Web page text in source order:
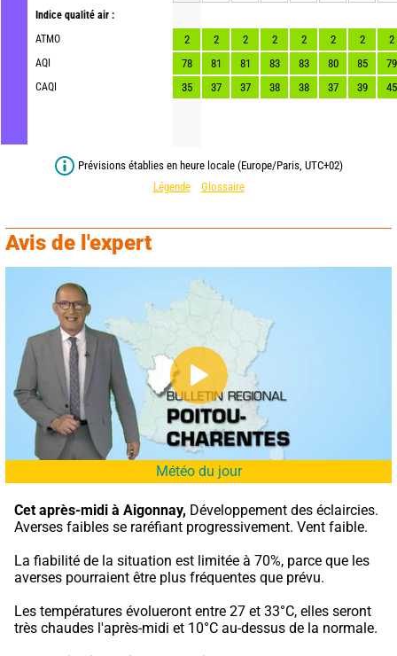
Indice qualité air :
ATMO
AQI
CAQI
2 2 2 2 2 2 2
2
78
81 81 83 83 80 85
79
35
37 37 38 38 37 39 45
Prévisions établies en heure locale (Europe/Paris, UTC+02)
Légende
Glossaire
Avis de l'expert
Météo du jour
Cet après-midi à Aigonnay, Développement des éclaircies.
Averses faibles se raréfiant progressivement. Vent faible.
La fiabilité de la situation est limitée à 70%, parce que les
averses pourraient être plus fréquentes que prévu.
Les températures évolueront entre 27 et 33°C, elles seront
très chaudes l'après-midi et 10°C au-dessus de la normale.